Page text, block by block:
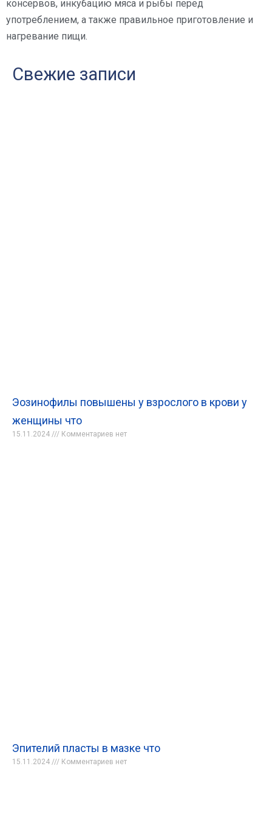
консервов, инкубацию мяса и рыбы перед
употреблением, а также правильное приготовление и
нагревание пищи.
Свежие записи
Эозинофилы повышены у взрослого в крови у
женщины что
15.11.2024 Комментариев нет
Эпителий пласты в мазке что
15.11.2024 Комментариев нет